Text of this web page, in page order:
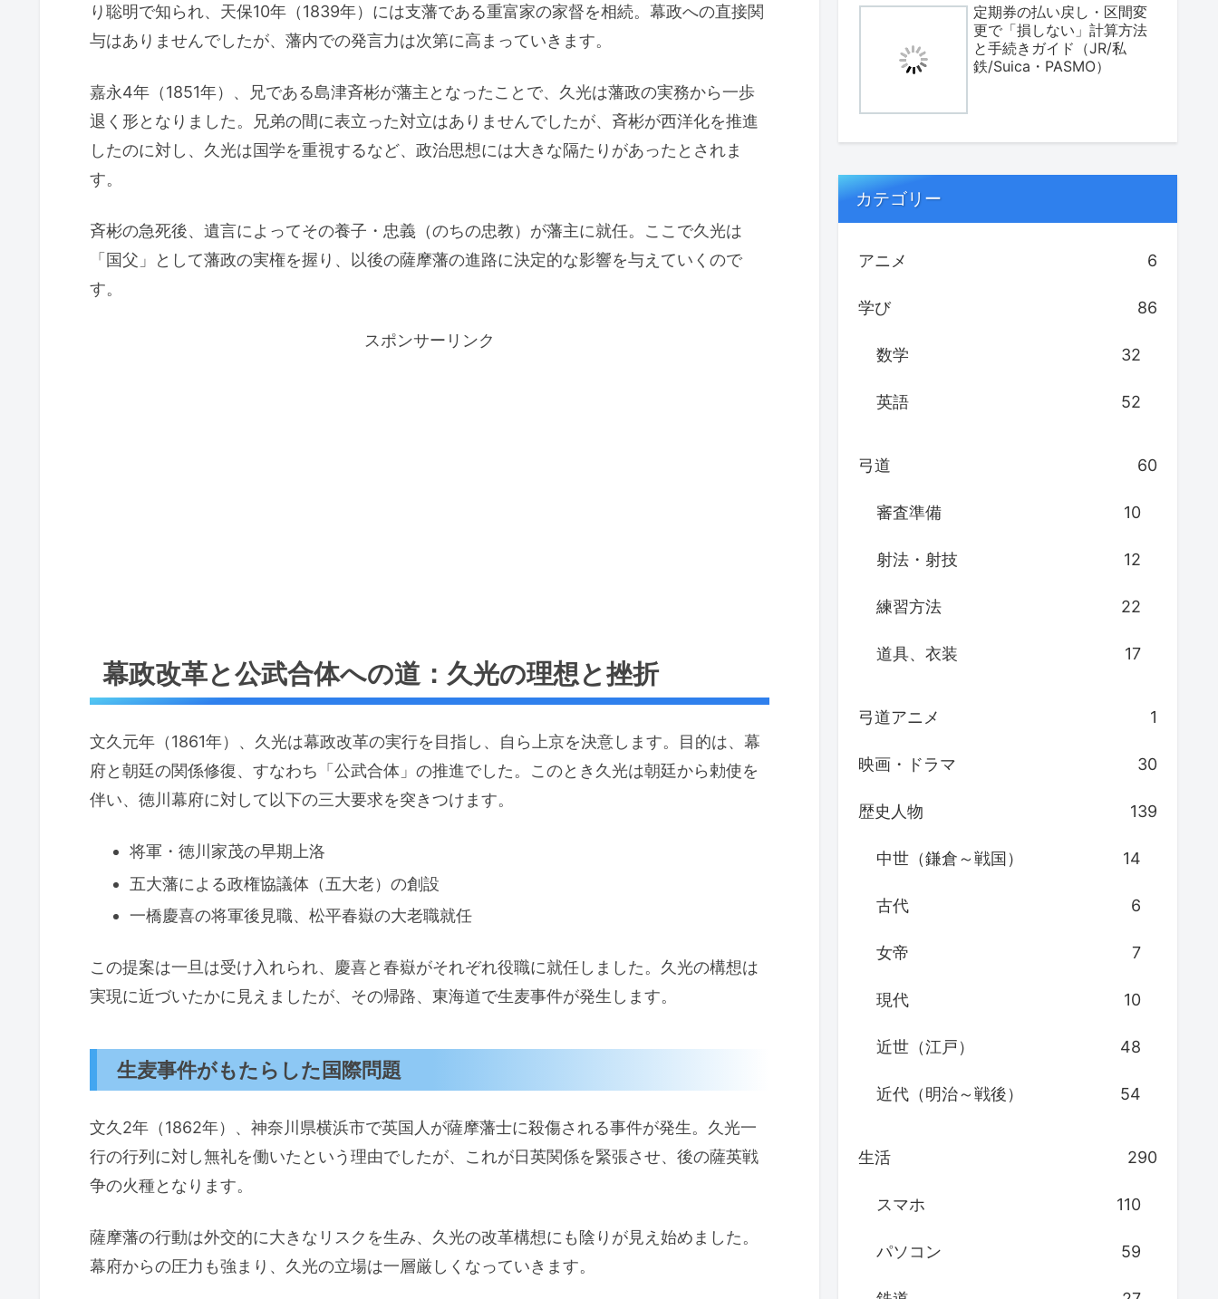
り聡明で知られ、天保10年（1839年）には支藩である重富家の家督を相続。幕政への直接関
与はありませんでしたが、藩内での発言力は次第に高まっていきます。
嘉永4年（1851年）、兄である島津斉彬が藩主となったことで、久光は藩政の実務から一歩
退く形となりました。兄弟の間に表立った対立はありませんでしたが、斉彬が西洋化を推進
したのに対し、久光は国学を重視するなど、政治思想には大きな隔たりがあったとされま
す。
斉彬の急死後、遺言によってその養子・忠義（のちの忠教）が藩主に就任。ここで久光は
「国父」として藩政の実権を握り、以後の薩摩藩の進路に決定的な影響を与えていくので
す。
スポンサーリンク
幕政改革と公武合体への道：久光の理想と挫折
文久元年（1861年）、久光は幕政改革の実行を目指し、自ら上京を決意します。目的は、幕
府と朝廷の関係修復、すなわち「公武合体」の推進でした。このとき久光は朝廷から勅使を
伴い、徳川幕府に対して以下の三大要求を突きつけます。
将軍・徳川家茂の早期上洛
五大藩による政権協議体（五大老）の創設
一橋慶喜の将軍後見職、松平春嶽の大老職就任
この提案は一旦は受け入れられ、慶喜と春嶽がそれぞれ役職に就任しました。久光の構想は
実現に近づいたかに見えましたが、その帰路、東海道で生麦事件が発生します。
生麦事件がもたらした国際問題
文久2年（1862年）、神奈川県横浜市で英国人が薩摩藩士に殺傷される事件が発生。久光一
行の行列に対し無礼を働いたという理由でしたが、これが日英関係を緊張させ、後の薩英戦
争の火種となります。
薩摩藩の行動は外交的に大きなリスクを生み、久光の改革構想にも陰りが見え始めました。
幕府からの圧力も強まり、久光の立場は一層厳しくなっていきます。
定期券の払い戻し・区間変
更で「損しない」計算方法
と手続きガイド（JR/私
鉄/Suica・PASMO）
カテゴリー
アニメ 6
学び 86
数学 32
英語 52
弓道 60
審査準備 10
射法・射技 12
練習方法 22
道具、衣装 17
弓道アニメ 1
映画・ドラマ 30
歴史人物 139
中世（鎌倉～戦国） 14
古代 6
女帝 7
現代 10
近世（江戸） 48
近代（明治～戦後） 54
生活 290
スマホ 110
パソコン 59